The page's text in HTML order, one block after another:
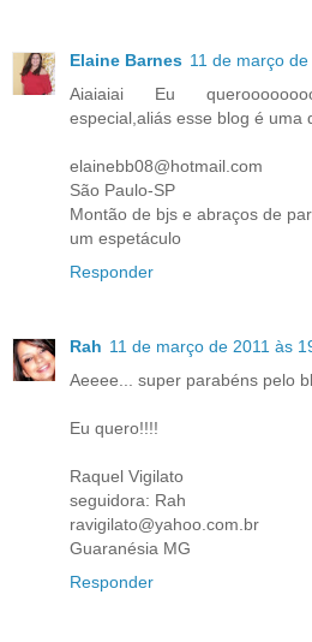
Elaine Barnes 11 de março
Aiaiaiai Eu
especial,aliás esse blog é uma
elainebb08@hotmail.com
São Paulo-SP
Montão de bjs e abraços de
um espetáculo
Responder
Rah 11 de março de 2011 às
Aeeee... super parabéns pelo
Eu quero!!!!
Raquel Vigilato
seguidora: Rah
ravigilato@yahoo.com.br
Guaranésia MG
Responder